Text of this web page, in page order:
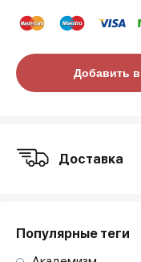
Цена за багет
Добавить в
Доставка
Популярные теги